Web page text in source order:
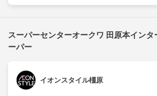
スーパーセンターオークワ 田原本インタ
ーパー
イオンスタイル橿原